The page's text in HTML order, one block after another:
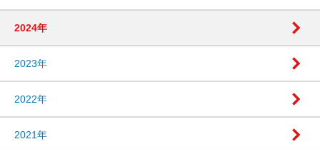
2024年
2023年
2022年
2021年